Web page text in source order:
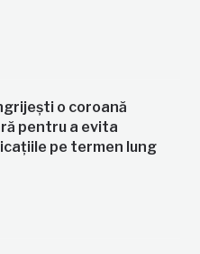
o coroană
pentru a evita
pe termen lung